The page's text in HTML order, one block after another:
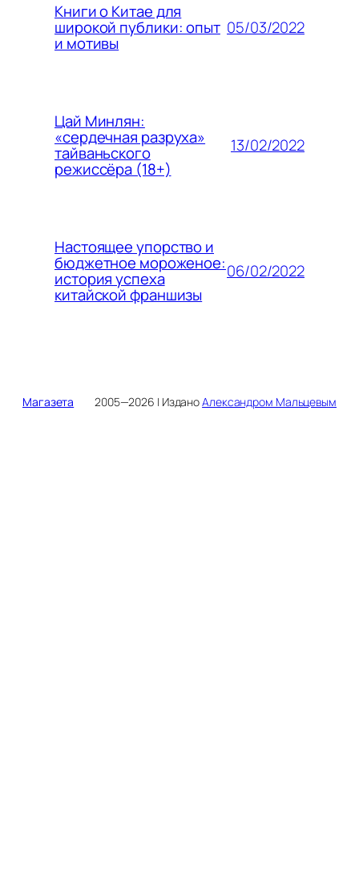
Книги о Китае для
широкой публики: опыт
и мотивы
05/03/2022
Цай Минлян:
«сердечная разруха»
тайваньского
режиссёра (18+)
13/02/2022
Настоящее упорство и
бюджетное мороженое:
история успеха
китайской франшизы
06/02/2022
Магазета 2005—2026 | ИзданоАлександром Мальцевым